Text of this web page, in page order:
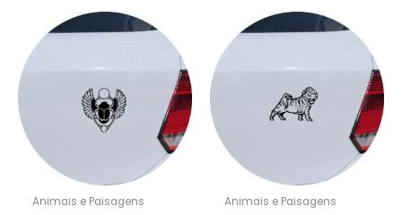
Animais e Paisagens Animais e Paisagens